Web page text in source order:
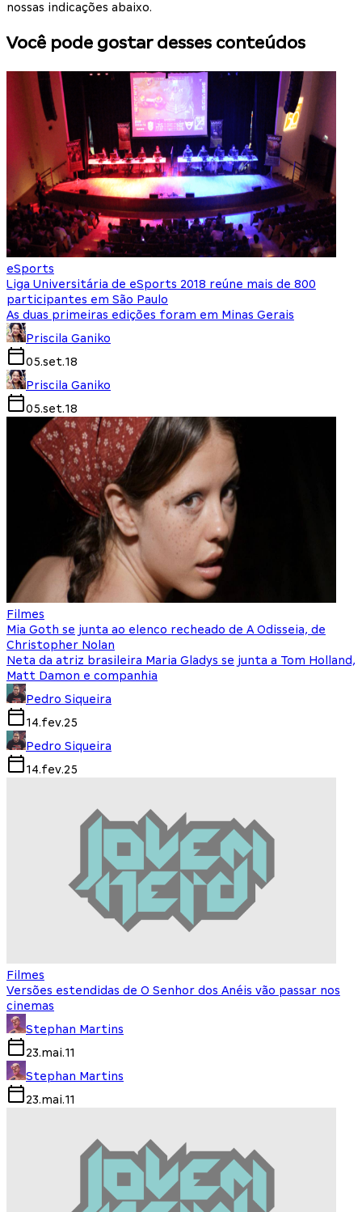
nossas indicações abaixo.
Você pode gostar desses conteúdos
eSports
Liga Universitária de eSports 2018 reúne mais de 800
participantes em São Paulo
As duas primeiras edições foram em Minas Gerais
Priscila Ganiko
05.set.18
Priscila Ganiko
05.set.18
Filmes
Mia Goth se junta ao elenco recheado de A Odisseia, de
Christopher Nolan
Neta da atriz brasileira Maria Gladys se junta a Tom Holland,
Matt Damon e companhia
Pedro Siqueira
14.fev.25
Pedro Siqueira
14.fev.25
Filmes
Versões estendidas de O Senhor dos Anéis vão passar nos
cinemas
Stephan Martins
23.mai.11
Stephan Martins
23.mai.11